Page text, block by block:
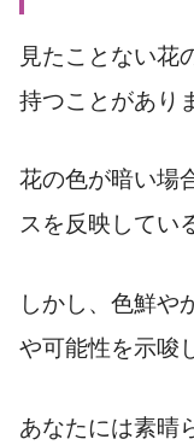
見たことない花
持つことがあり
花の色が暗い場
スを反映してい
しかし、色鮮や
や可能性を示唆
あなたには素晴